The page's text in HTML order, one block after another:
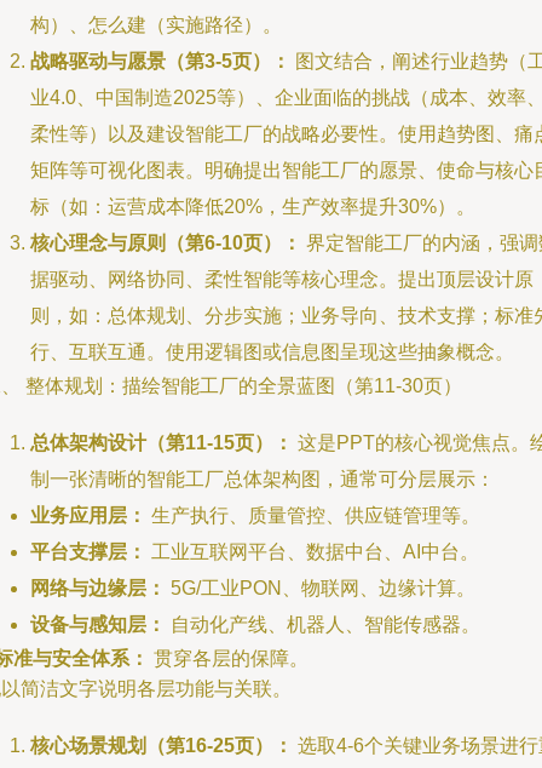
构）、怎么建（实施路径）。
战略驱动与愿景（第3-5页）：
图文结合，阐述行业趋势（
业4.0、中国制造2025等）、企业面临的挑战（成本、效率
柔性等）以及建设智能工厂的战略必要性。使用趋势图、痛
矩阵等可视化图表。明确提出智能工厂的愿景、使命与核心
标（如：运营成本降低20%，生产效率提升30%）。
核心理念与原则（第6-10页）： 界定智能工厂的内涵，强调
据驱动、网络协同、柔性智能等核心理念。提出顶层设计原
则，如：总体规划、分步实施；业务导向、技术支撑；标准
行、互联互通。使用逻辑图或信息图呈现这些抽象概念。
整体规划：描绘智能工厂的全景蓝图（第11-30页）
总体架构设计（第11-15页）： 这是PPT的核心视觉焦点。
制一张清晰的智能工厂总体架构图，通常可分层展示：
业务应用层： 生产执行、质量管控、供应链管理等。
平台支撑层：
工业互联网平台、数据中台、AI中台。
网络与边缘层： 5G/工业PON、物联网、边缘计算。
设备与感知层：
自动化产线、机器人、智能传感器。
准与安全体系： 贯穿各层的保障。
简洁文字说明各层功能与关联。
核心场景规划（第16-25页）： 选取4-6个关键业务场景进行